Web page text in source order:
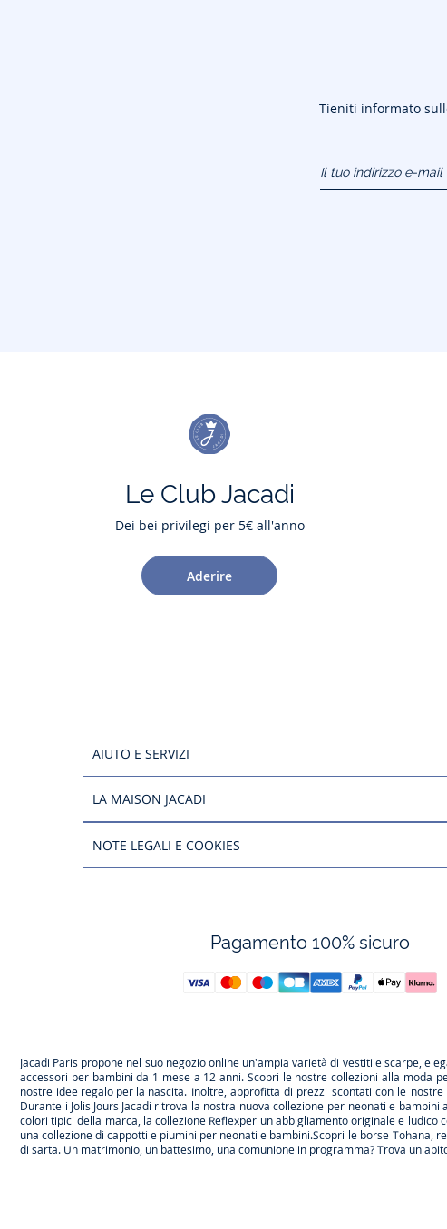
Tieniti informato
(esempio:
Le Club Jacadi
Dei bei privilegi per 5€ all'anno
Aderire
AIUTO E SERVIZI
LA MAISON JACADI
NOTE LEGALI E COOKIES
Pagamento 100% sicuro
Jacadi Paris propone nel suo negozio online un'ampia varietà di vestiti escarpe,
accessori per bambini da 1 mese a 12 anni. Scopri le nostre collezioni alla moda
nostre idee regalo per la nascita. Inoltre, approfitta di prezzi scontati con le nostre
Durante i Jolis Jours Jacadi ritrova la nostra nuova collezione per neonati e
colori tipici della marca, la collezione Reflexper un abbigliamento originale e ludico
unacollezione di cappotti e piumini per neonati e bambini.Scopri le borse Tohana,
di sarta. Un matrimonio, un battesimo, una comunione in programma? Trova un